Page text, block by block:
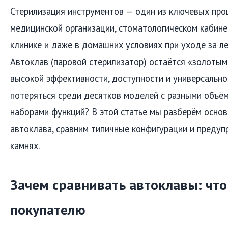
Стерилизация инструментов — один из ключевых
медицинской организации, стоматологическом
клинике и даже в домашних условиях при уходе за
Автоклав (паровой стерилизатор) остаётся
высокой эффективности, доступности и
потеряться среди десятков моделей с разными
наборами функций? В этой статье мы разберём
автоклава, сравним типичные конфигурации и
камнях.
Зачем сравнивать автоклавы:
покупателю